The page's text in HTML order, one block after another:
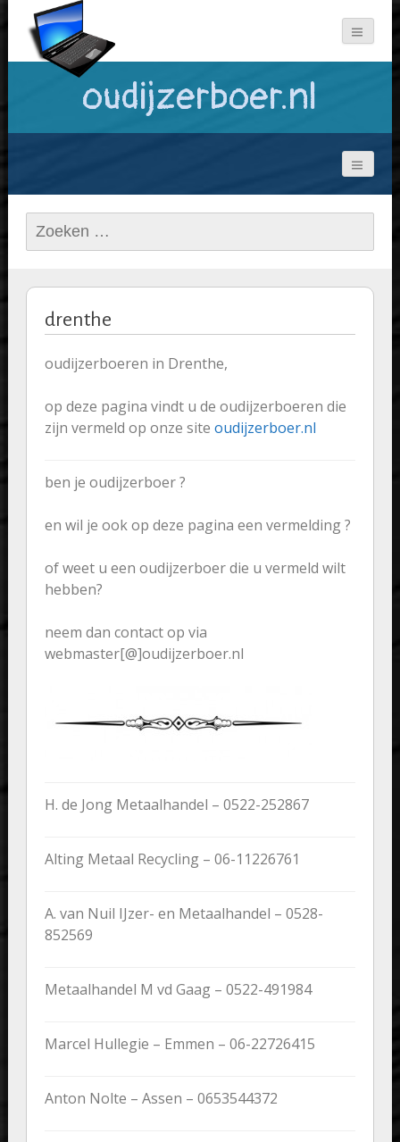
oudijzerboer.nl
Zoeken
naar:
drenthe
oudijzerboeren in Drenthe,
op deze pagina vindt u de oudijzerboeren die
zijn vermeld op onze site oudijzerboer.nl
ben je oudijzerboer ?
en wil je ook op deze pagina een vermelding ?
of weet u een oudijzerboer die u vermeld wilt
hebben?
neem dan contact op via
webmaster[@]oudijzerboer.nl
H. de Jong Metaalhandel – 0522-252867
Alting Metaal Recycling – 06-11226761
A. van Nuil IJzer- en Metaalhandel – 0528-
852569
Metaalhandel M vd Gaag – 0522-491984
Marcel Hullegie – Emmen – 06-22726415
Anton Nolte – Assen – 0653544372